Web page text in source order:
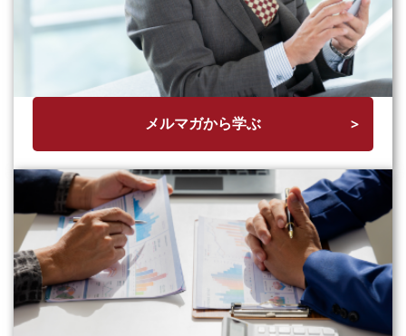
メルマガから学ぶ